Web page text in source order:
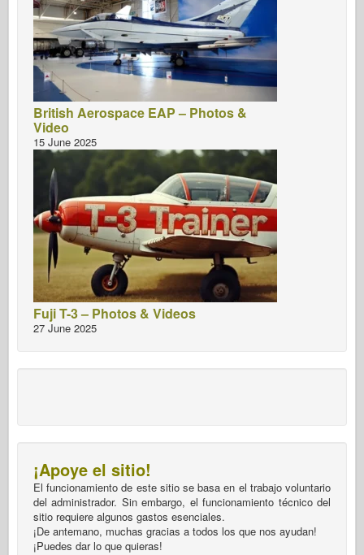
British Aerospace EAP – Photos &
Video
15 June 2025
Fuji T-3 – Photos & Videos
27 June 2025
¡Apoye el sitio!
El funcionamiento de este sitio se basa en el trabajo voluntario
del administrador. Sin embargo, el funcionamiento técnico del
sitio requiere algunos gastos esenciales.
¡De antemano, muchas gracias a todos los que nos ayudan!
¡Puedes dar lo que quieras!